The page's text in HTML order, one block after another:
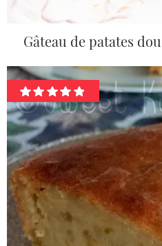
Gâteau de patates